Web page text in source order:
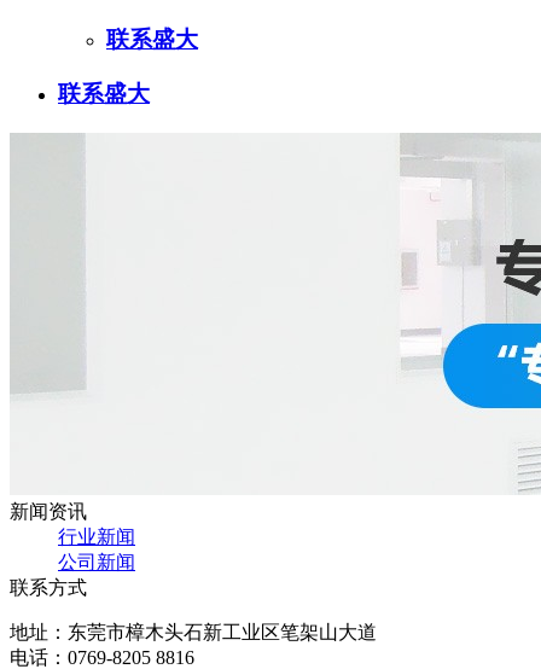
联系盛大
联系盛大
新闻资讯
行业新闻
公司新闻
联系方式
地址：东莞市樟木头石新工业区笔架山大道
电话：0769-8205 8816